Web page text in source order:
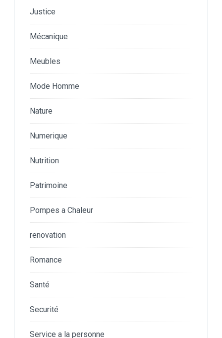
Justice
Mécanique
Meubles
Mode Homme
Nature
Numerique
Nutrition
Patrimoine
Pompes a Chaleur
renovation
Romance
Santé
Securité
Service a la personne